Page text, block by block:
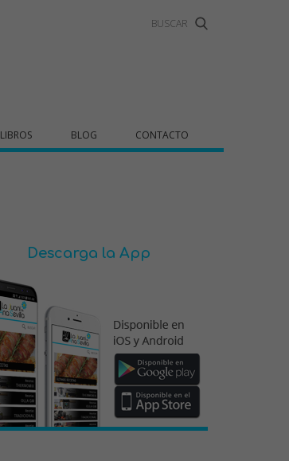
LIBROS BLOG CONTACTO
Descarga la App